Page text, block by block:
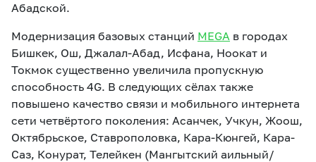
Абадской.
Модернизация базовых станций MEGA в городах
Бишкек, Ош, Джалал-Абад, Исфана, Ноокат и
Токмок существенно увеличила пропускную
способность 4G. В следующих сёлах также
повышено качество связи и мобильного интернета
сети четвёртого поколения: Асанчек, Учкун, Жоош,
Октябрьское, Ставрополовка, Кара-Кюнгей, Кара-
Саз, Конурат, Телейкен (Мангытский аильный/